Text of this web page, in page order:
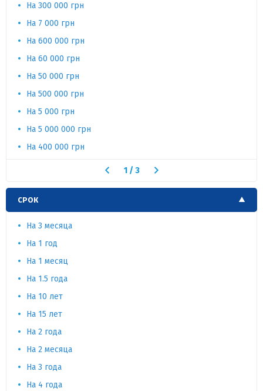
На 300 000 грн
На 7 000 грн
На 600 000 грн
На 60 000 грн
На 50 000 грн
На 500 000 грн
На 5 000 грн
На 5 000 000 грн
На 400 000 грн
1/ 3
СРОК
На 3 месяца
На 1 год
На 1 месяц
На 1.5 года
На 10 лет
На 15 лет
На 2 года
На 2 месяца
На 3 года
На 4 года